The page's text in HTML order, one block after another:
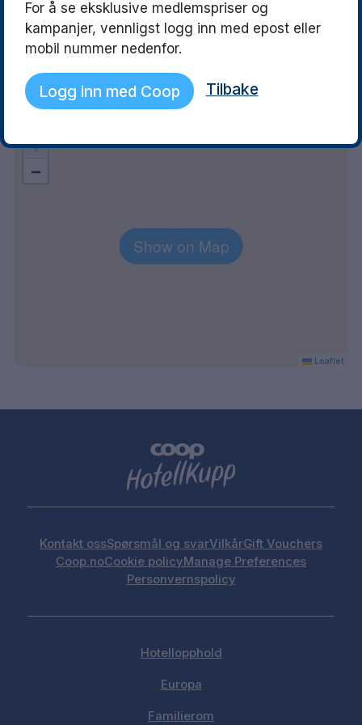
Dala lufthavn 9 km
inga-britt
19 June 2026
9.5
Allt var väldigt bra,utom vädret
Madelene
22 June 2025
Explore the area
Show on Map
+
−
Leaflet
For å se eksklusive medlemspriser og
kampanjer, vennligst logg inn med epost eller
mobil nummer nedenfor.
Logg inn med Coop Tilbake
Kontakt ossSpørsmål og svarVilkårGift Vouchers
Coop.noCookie policyManage Preferences
Personvernspolicy
Hotellopphold
Europa
Familierom